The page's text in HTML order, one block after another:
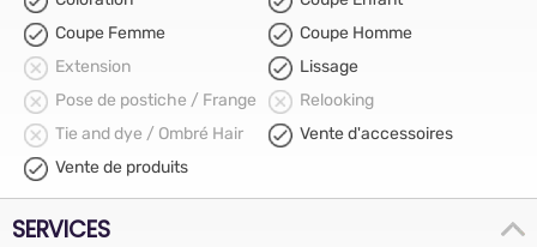
Coupe Femme
Coupe Homme
Extension
Lissage
Pose de postiche / Frange
Relooking
Tie and dye / Ombré Hair
Vente d'accessoires
Vente de produits
SERVICES